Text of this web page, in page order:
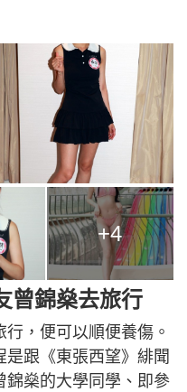
+4
曾錦燊去旅行
，便可以順便養傷。
跟《東張西望》緋聞
錦燊的大學同學、即參